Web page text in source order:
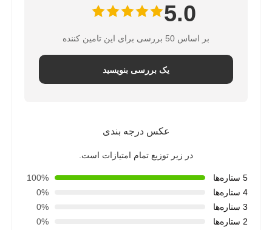
5.0
بر اساس 50 بررسی برای این تامین کننده
یک بررسی بنویسید
عکس درجه بندی
در زیر توزیع تمام امتیازات است.
5 ستاره‌ها
100%
4 ستاره‌ها
0%
3 ستاره‌ها
0%
2 ستاره‌ها
0%